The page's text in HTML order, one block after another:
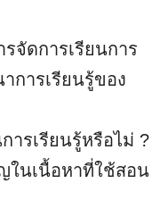
จัดการเรียนการ
การเรียนรู้ของ
ารเรียนรู้หรือไม่ ?
ในเนื้อหาที่ใช้สอน